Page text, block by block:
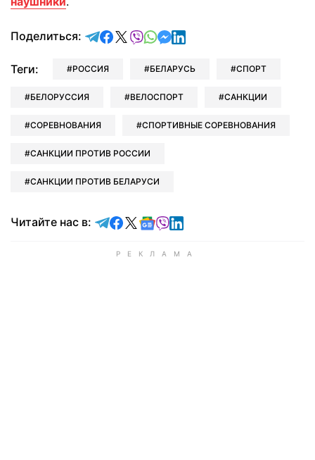
Поделиться: отправить в Telegram
поделиться в Facebook
поделиться в X
отправить в Viber
отправить в Whatsapp
отправить в Messenger
отправить в LinkedIn
Теги: РОССИЯ БЕЛАРУСЬ СПОРТ
БЕЛОРУССИЯ ВЕЛОСПОРТ САНКЦИИ
СОРЕВНОВАНИЯ СПОРТИВНЫЕ СОРЕВНОВАНИЯ
САНКЦИИ ПРОТИВ РОССИИ
САНКЦИИ ПРОТИВ БЕЛАРУСИ
Читайте нас в: Читайте в Telegram
Читайте в Facebook
Читайте в X
Читайте в Google news
Читайте в Viber
Читайте в LinkedIn